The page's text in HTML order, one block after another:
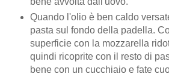
Quando l'olio è ben caldo
pasta sul fondo della padella.
superficie con la mozzarella
quindi ricoprite con il resto di
bene con un cucchiaio e fate